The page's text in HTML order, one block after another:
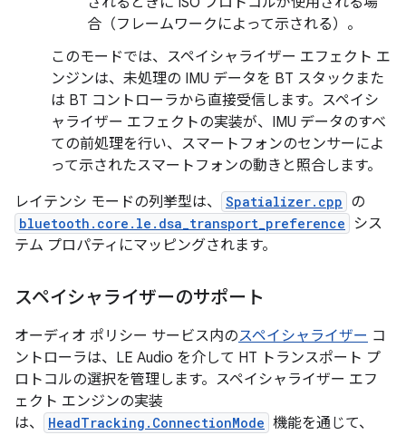
合（フレームワークによって示される）。
このモードでは、スペイシャライザー エフェクト エ
ンジンは、未処理の IMU データを BT スタックまた
は BT コントローラから直接受信します。スペイシ
ャライザー エフェクトの実装が、IMU データのすべ
ての前処理を行い、スマートフォンのセンサーによ
って示されたスマートフォンの動きと照合します。
レイテンシ モードの列挙型は、
Spatializer.cpp の
bluetooth.core.le.dsa_transport_preference
シス
テム プロパティにマッピングされます。
スペイシャライザーのサポート
オーディオ ポリシー サービス内のスペイシャライザー コ
ントローラは、LE Audio を介して HT トランスポート プ
ロトコルの選択を管理します。スペイシャライザー エフ
ェクト エンジンの実装
は、
HeadTracking.ConnectionMode 機能を通じて、